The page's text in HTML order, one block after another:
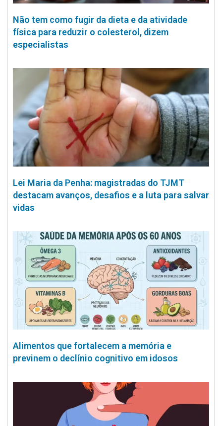
Não tem como fugir da dieta e da atividade
física para reduzir o colesterol, dizem
especialistas
Lei Maria da Penha: magistradas do TJMT
destacam avanços, desafios e a luta para salvar
vidas
Alimentos que fortalecem a memória e
previnem o declínio cognitivo em idosos